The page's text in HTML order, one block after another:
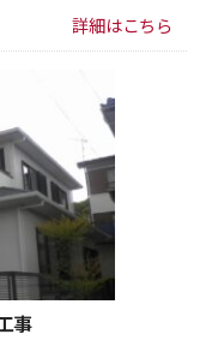
詳細はこちら
事